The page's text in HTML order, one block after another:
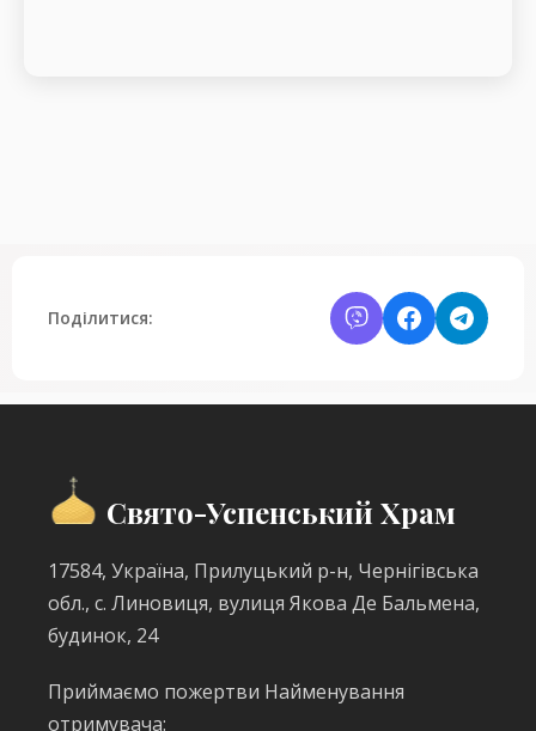
Поділитися:
Свято-Успенський Храм
17584, Україна, Прилуцький р-н, Чернігівська
обл., с. Линовиця, вулиця Якова Де Бальмена,
будинок, 24
Приймаємо пожертви Найменування
отримувача: